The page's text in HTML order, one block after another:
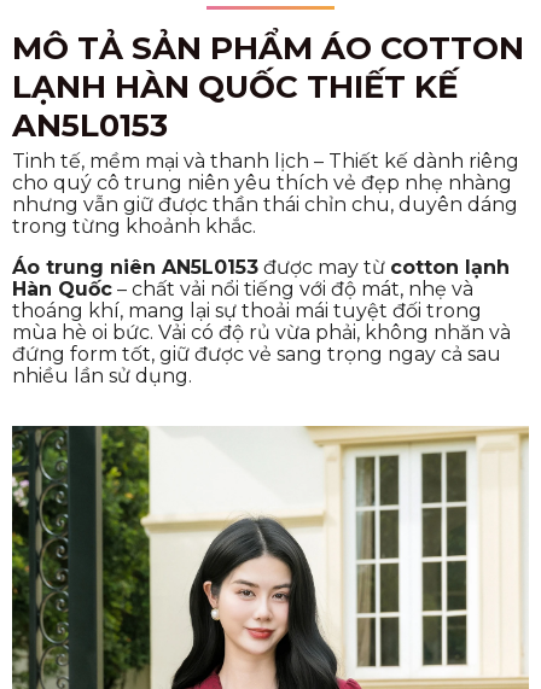
MÔ TẢ SẢN PHẨM ÁO COTTON
LẠNH HÀN QUỐC THIẾT KẾ
AN5L0153
Tinh tế, mềm mại và thanh lịch – Thiết kế dành riêng
cho quý cô trung niên yêu thích vẻ đẹp nhẹ nhàng
nhưng vẫn giữ được thần thái chỉn chu, duyên dáng
trong từng khoảnh khắc.
Áo trung niên AN5L0153 được may từ cotton lạnh
Hàn Quốc – chất vải nổi tiếng với độ mát, nhẹ và
thoáng khí, mang lại sự thoải mái tuyệt đối trong
mùa hè oi bức. Vải có độ rủ vừa phải, không nhăn và
đứng form tốt, giữ được vẻ sang trọng ngay cả sau
nhiều lần sử dụng.